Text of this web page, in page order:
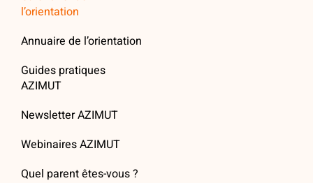
l’orientation
Annuaire de l’orientation
Guides pratiques
AZIMUT
Newsletter AZIMUT
Webinaires AZIMUT
Quel parent êtes-vous ?